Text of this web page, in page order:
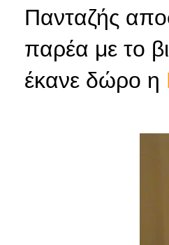
Πανταζής
παρέα με το
έκανε δώρο η